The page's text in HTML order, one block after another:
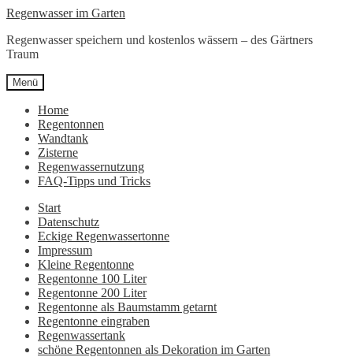
Zur
springen
Zum
springen
Regenwasser im Garten
Regenwasser speichern und kostenlos wässern – des Gärtners
Traum
Menü
Home
Regentonnen
Wandtank
Zisterne
Regenwassernutzung
FAQ-Tipps und Tricks
Start
Datenschutz
Eckige Regenwassertonne
Impressum
Kleine Regentonne
Regentonne 100 Liter
Regentonne 200 Liter
Regentonne als Baumstamm getarnt
Regentonne eingraben
Regenwassertank
schöne Regentonnen als Dekoration im Garten